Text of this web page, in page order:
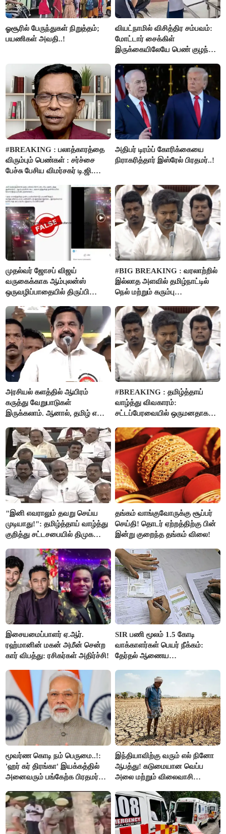
ஓசூரில் பேருந்துகள் நிறுத்தம்;
பயணிகள் அவதி..!
வியட்நாமில் விசித்திர சம்பவம்:
மோட்டார் சைக்கிள்
இருக்கையிலேயே பெண் குழந்தை
#BREAKING : பலாத்காரத்தை
விரும்பும் பெண்கள் : சர்ச்சை
பேச்சு பேசிய விமர்சகர் டி.ஜி.
அதிபர் டிரம்ப் கோரிக்கையை
நிராகரித்தார் இஸ்ரேல் பிரதமர்..!
முதல்வர் ஜோசப் விஜய்
வருகைக்காக ஆம்புலன்ஸ்
ஒருவழிப்பாதையில் திருப்பி
தான்..!
#BIG BREAKING : வரலாற்றில்
இல்லாத அளவில் தமிழ்நாட்டில்
நெல் மற்றும் கரும்பு
ஊக்கத்தொகையை உயர்த்த
முடிவு - முதலமைச்சர் விஜய்
அறிவிப்பு..!
அரசியல் களத்தில் ஆயிரம்
கருத்து வேறுபாடுகள்
இருக்கலாம். ஆனால், தமிழ் என்று
தமிழர்கள் - எடப்பாடி பழனிசாமி..!
#BREAKING : தமிழ்த்தாய்
வாழ்த்து விவகாரம்:
சட்டப்பேரவையில் ஒருமனதாக
"இனி எவராலும் தவறு செய்ய
முடியாது!": தமிழ்த்தாய் வாழ்த்து
குறித்து சட்டசபையில் திமுக
தங்கம் வாங்குவோருக்கு சூப்பர்
செய்தி! தொடர் ஏற்றத்திற்கு பின்
இன்று குறைந்த தங்கம் விலை!
இசையமைப்பாளர் ஏ.ஆர்.
ரஹ்மானின் மகன் அமீன் சென்ற
கார் விபத்து: ரசிகர்கள் அதிர்ச்சி!
SIR பணி மூலம் 1.5 கோடி
வாக்காளர்கள் பெயர் நீக்கம்:
தேர்தல் ஆணைய
மூவர்ண கொடி நம் பெருமை..!:
'ஹர் கர் திரங்கா' இயக்கத்தில்
அனைவரும் பங்கேற்க பிரதமர்
இந்தியாவிற்கு வரும் எல் நினோ
ஆபத்து! கடுமையான வெப்ப
அலை மற்றும் விலைவாசி